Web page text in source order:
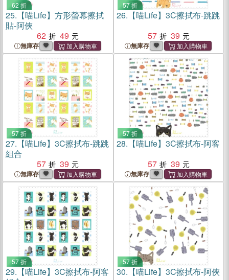
62 折
25. 【喵Life】方形螢幕擦拭
貼-阿俠
62
49
無庫存
57 折
26. 【喵Life】3C擦拭布-跳跳
57
39
無庫存
57 折
27. 【喵Life】3C擦拭布-跳跳
組合
57
39
無庫存
57 折
28. 【喵Life】3C擦拭布-阿客
57
39
無庫存
57 折
29. 【喵Life】3C擦拭布-阿客
57 折
30. 【喵Life】3C擦拭布-阿俠